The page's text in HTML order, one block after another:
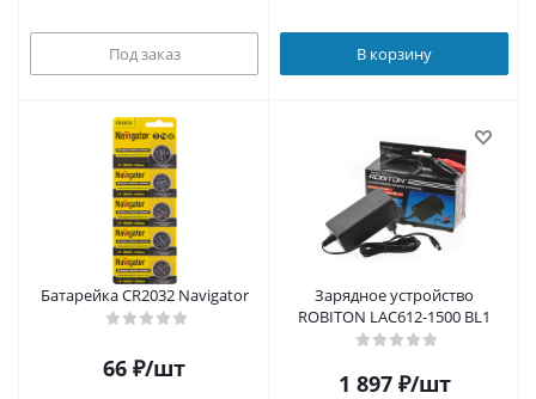
Под заказ В корзину
Батарейка CR2032 Navigator
66 ₽/шт
Зарядное устройство
ROBITON LAC612-1500 BL1
1 897₽/шт